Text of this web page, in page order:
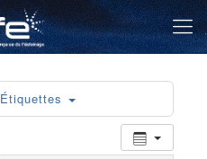
Étiquettes